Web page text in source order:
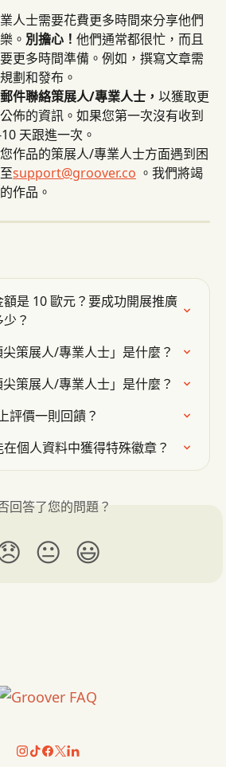
人士需要花費更多時間來分享他們
。 別擔心！ 他們通常都很忙，而且
更多時間準備。例如，撰寫文章需
劃和發布。
件聯絡策展人/專業人士， 以獲取更
佈的資訊。如果您第一次沒有收到
天跟進一次。
作品的策展人/專業人士方面遇到困
support@groover.co 。我們將竭
作品。
是 10 歐元？要成功開展推廣
？
策展人/專業人士」是什麼？
策展人/專業人士」是什麼？
評價一則回饋？
個人資料中獲得特殊徽章？
回答了您的問題？
😐 😃